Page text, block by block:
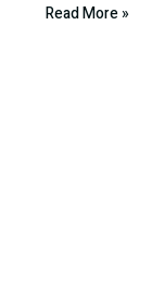
Read More »